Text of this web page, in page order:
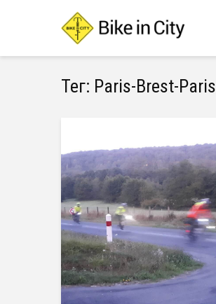
Тег: Paris-Brest-Paris